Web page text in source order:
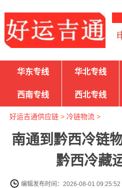
华东专线 华北专线
西南专线 西北专线
好运吉通供应链> 冷链物流>
南通到黔西冷链
黔西冷藏
编辑发布时间：2026-08-01 09:25:52